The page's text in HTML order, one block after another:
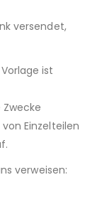
versendet,
ist
Einzelteilen
verweisen: